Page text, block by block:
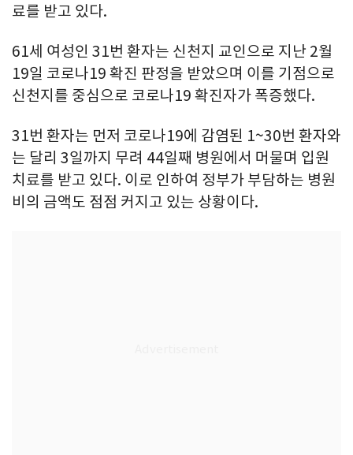
료를 받고 있다.
61세 여성인 31번 환자는 신천지 교인으로 지난 2월
19일 코로나19 확진 판정을 받았으며 이를 기점으로
신천지를 중심으로 코로나19 확진자가 폭증했다.
31번 환자는 먼저 코로나19에 감염된 1~30번 환자와
는 달리 3일까지 무려 44일째 병원에서 머물며 입원
치료를 받고 있다. 이로 인하여 정부가 부담하는 병원
비의 금액도 점점 커지고 있는 상황이다.